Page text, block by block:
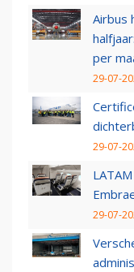
Airbus
per
29-07-
29-07-
29-07-